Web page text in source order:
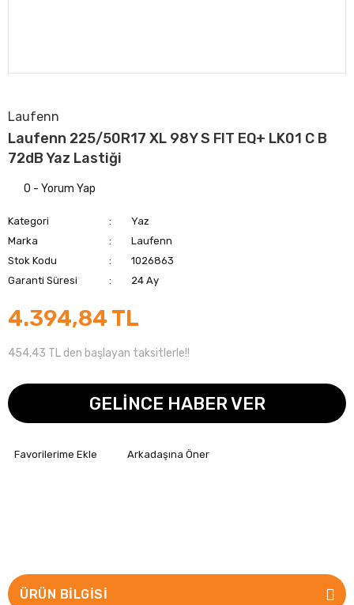
Laufenn
Laufenn 225/50R17 XL 98Y S FIT EQ+ LK01 C B
72dB Yaz Lastiği
0 - Yorum Yap
Kategori
Yaz
Marka
Laufenn
Stok Kodu
1026863
Garanti Süresi
24 Ay
4.394,84 TL
454,43 TL den başlayan taksitlerle!!
GELİNCE HABER VER
Arkadaşına Öner
ÜRÜN BILGISI